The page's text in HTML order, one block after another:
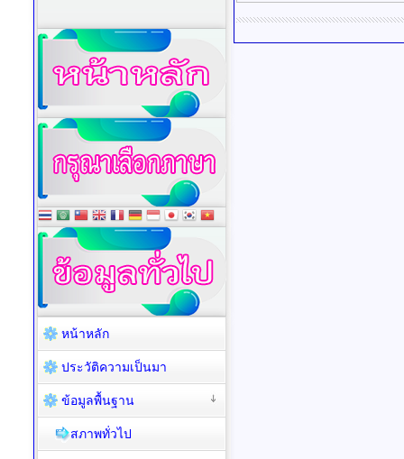
หน้าหลัก
ประวัติความเป็นมา
ข้อมูลพื้นฐาน
สภาพทั่วไป